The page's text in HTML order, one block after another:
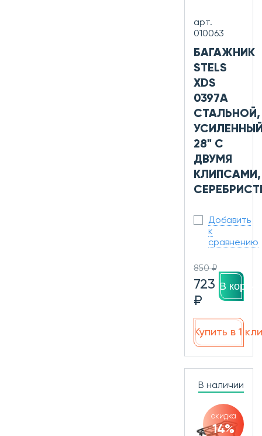
арт.
010063
БАГАЖНИК
STELS
XDS
0397А
СТАЛЬНОЙ,
28" С
ДВУМЯ
КЛИПСАМИ,
Добавить
к
сравнению
850 ₽
723
₽
В
Купить в 1
В наличии
скидка
14%